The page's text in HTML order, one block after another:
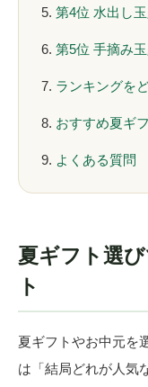
第4位 水出し
第5位 手摘み
ランキングを
おすすめ夏ギ
よくある質問
夏ギフト選
ト
夏ギフトやお中元を
は「結局どれが人気